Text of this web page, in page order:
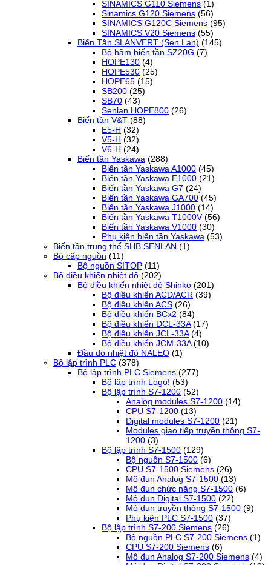
SINAMICS G110 Siemens (1)
Sinamics G120 Siemens (56)
SINAMICS G120C Siemens (95)
SINAMICS V20 Siemens (55)
Biến Tần SLANVERT (Sen Lan) (145)
Bộ hãm biến tần SZ20G (7)
HOPE130 (4)
HOPE530 (25)
HOPE65 (15)
SB200 (25)
SB70 (43)
Senlan HOPE800 (26)
Biến tần V&T (88)
E5-H (32)
V5-H (32)
V6-H (24)
Biến tần Yaskawa (288)
Biến tần Yaskawa A1000 (45)
Biến tần Yaskawa E1000 (21)
Biến tần Yaskawa G7 (24)
Biến tần Yaskawa GA700 (45)
Biến tần Yaskawa J1000 (14)
Biến tần Yaskawa T1000V (56)
Biến tần Yaskawa V1000 (30)
Phụ kiện biến tần Yaskawa (53)
Biến tần trung thế SHB SENLAN (1)
Bộ cấp nguồn (11)
Bộ nguồn SITOP (11)
Bộ điều khiển nhiệt độ (202)
Bộ điều khiển nhiệt độ Shinko (201)
Bộ điều khiển ACD/ACR (39)
Bộ điều khiển ACS (26)
Bộ điều khiển BCx2 (84)
Bộ điều khiển DCL-33A (17)
Bộ điều khiển JCL-33A (4)
Bộ điều khiển JCM-33A (10)
Đầu dò nhiệt độ NALEO (1)
Bộ lập trình PLC (378)
Bộ lập trình PLC Siemens (277)
Bộ lập trình Logo! (53)
Bộ lập trình S7-1200 (52)
Analog modules S7-1200 (14)
CPU S7-1200 (13)
Digital modules S7-1200 (21)
Modules giao tiếp truyền thông S7-
1200 (3)
Bộ lập trình S7-1500 (129)
Bộ nguồn S7-1500 (6)
CPU S7-1500 Siemens (26)
Mô đun Analog S7-1500 (13)
Mô đun chức năng S7-1500 (6)
Mô đun Digital S7-1500 (22)
Mô đun truyền thông S7-1500 (9)
Phụ kiện PLC S7-1500 (37)
Bộ lập trình S7-200 Siemens (26)
Bộ nguồn PLC S7-200 Siemens (1)
CPU S7-200 Siemens (6)
Mô đun Analog S7-200 Siemens (4)